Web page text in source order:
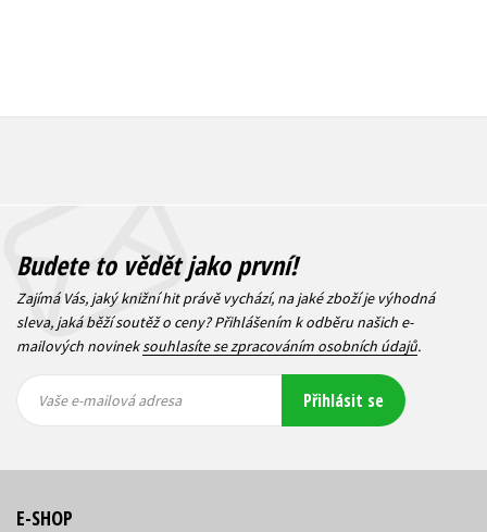
Budete to vědět jako první!
Zajímá Vás, jaký knižní hit právě vychází, na jaké zboží je výhodná
sleva, jaká běží soutěž o ceny? Přihlášením k odběru našich e-
mailových novineksouhlasíte se zpracováním osobních údajů.
mailová
mailová
Vaše e-mailová adresa Přihlásit se
E-SHOP